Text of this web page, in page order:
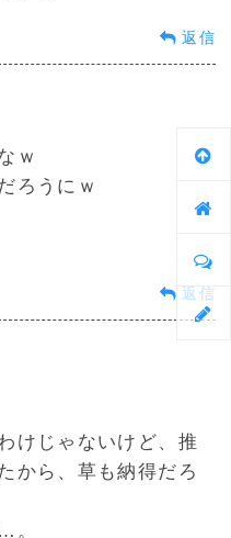
返信
ｗ
ろうにｗ
返信
けじゃないけど、推
から、草も納得だろ
。